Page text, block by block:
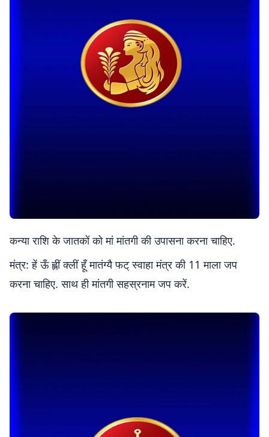
कन्या राशि के जातकों को मां मांतगी की उपासना करना चाहिए.
मंत्र: हें ऊँ ह्लीं क्लीं हूँ मातंग्यै फट् स्वाहा मंत्र की 11 माला जप
करना चाहिए. साथ ही मांतगी सहस्रनाम जप करें.